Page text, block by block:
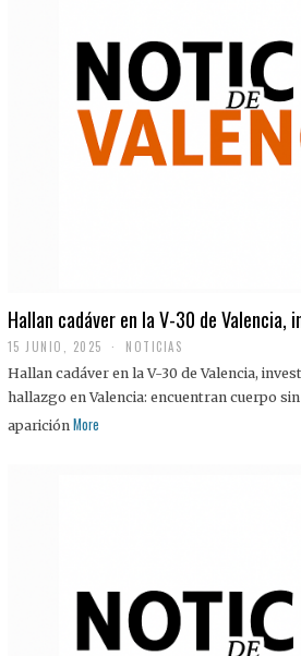
Hallan cadáver en la V-30 de Valencia,
15 JUNIO, 2025 NOTICIAS
Hallan cadáver en la V-30 de Valencia,
hallazgo en Valencia: encuentran cuerpo
aparición More